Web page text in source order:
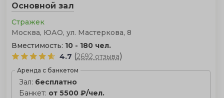
Основной зал
Стражек
Москва, ЮАО, ул. Мастеркова, 8
Вместимость: 10 - 180 чел.
4.7 (2692 отзыва)
Аренда с банкетом
Зал: бесплатно
Банкет: от 5500 ₽/чел.